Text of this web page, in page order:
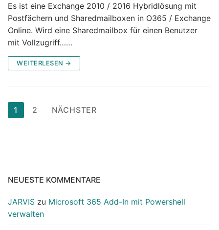
Es ist eine Exchange 2010 / 2016 Hybridlösung mit
Postfächern und Sharedmailboxen in O365 / Exchange
Online. Wird eine Sharedmailbox für einen Benutzer
mit Vollzugriff……
WEITERLESEN →
Seitennummerierung
der
1 2 NÄCHSTER
NEUESTE KOMMENTARE
JARVIS zu Microsoft 365 Add-In mit Powershell
verwalten